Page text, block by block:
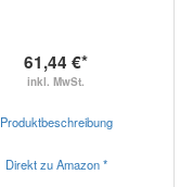
61,44 €*
inkl. MwSt.
Produktbeschreibung
Direkt zu Amazon *